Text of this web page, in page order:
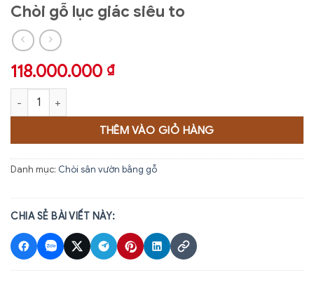
Chòi gỗ lục giác siêu to
118.000.000 ₫
Chòi gỗ lục giác siêu to số lượng
THÊM VÀO GIỎ HÀNG
Danh mục: Chòi sân vườn bằng gỗ
CHIA SẺ BÀI VIẾT NÀY: